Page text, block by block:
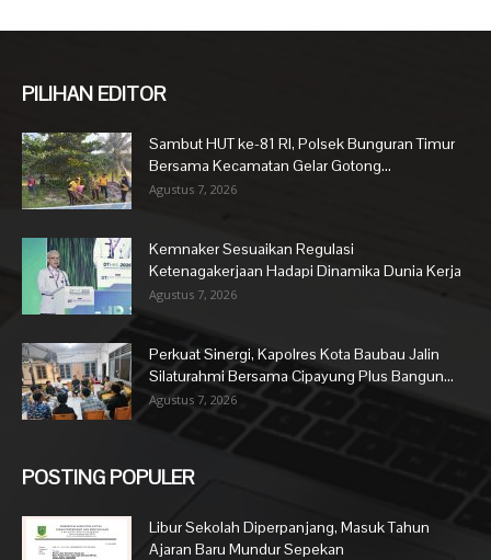
PILIHAN EDITOR
Sambut HUT ke-81 RI, Polsek Bunguran Timur
Bersama Kecamatan Gelar Gotong...
Agustus 7, 2026
Kemnaker Sesuaikan Regulasi
Ketenagakerjaan Hadapi Dinamika Dunia Kerja
Agustus 7, 2026
Perkuat Sinergi, Kapolres Kota Baubau Jalin
Silaturahmi Bersama Cipayung Plus Bangun...
Agustus 7, 2026
POSTING POPULER
Libur Sekolah Diperpanjang, Masuk Tahun
Ajaran Baru Mundur Sepekan